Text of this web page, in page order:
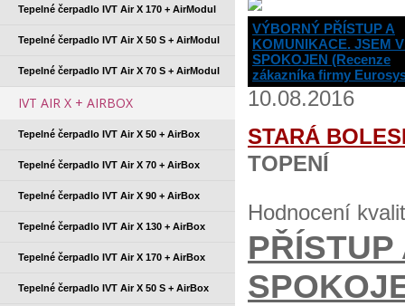
Tepelné čerpadlo IVT Air X 170 + AirModul
Tepelné čerpadlo IVT Air X 50 S + AirModul
Tepelné čerpadlo IVT Air X 70 S + AirModul
IVT AIR X + AIRBOX
Tepelné čerpadlo IVT Air X 50 + AirBox
Tepelné čerpadlo IVT Air X 70 + AirBox
Tepelné čerpadlo IVT Air X 90 + AirBox
Tepelné čerpadlo IVT Air X 130 + AirBox
Tepelné čerpadlo IVT Air X 170 + AirBox
Tepelné čerpadlo IVT Air X 50 S + AirBox
VÝBORNÝ PŘÍSTUP A
KOMUNIKACE. JSEM
SPOKOJEN (Recenze
zákazníka firmy
10.08.2016
STARÁ
TOPENÍ
Hodnocení